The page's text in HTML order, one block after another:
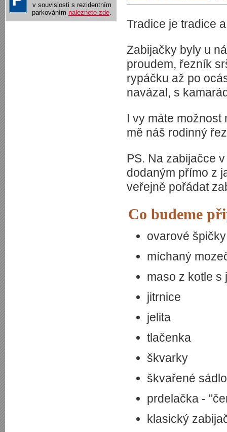
v souvislosti s rezidentním
parkováním naleznete zde.
Tradice je tradice
Zabijačky byly u
proudem, řezník
rypáčku až po
navázal, s
I vy máte
mě náš rodinný
PS. Na zabijačce
dodaným přímo z
veřejně pořádat
Co budeme
ovarové
míchaný
maso z kotle
jitrnice
jelita
tlačenka
škvarky
škvařené
prdelačka -
klasický